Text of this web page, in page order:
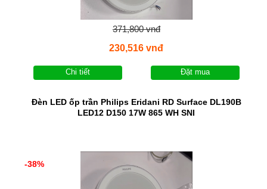
371,800 vnđ
230,516 vnđ
Chi tiết Đặt mua
Đèn LED ốp trần Philips Eridani RD Surface DL190B
LED12 D150 17W 865 WH SNI
-38%